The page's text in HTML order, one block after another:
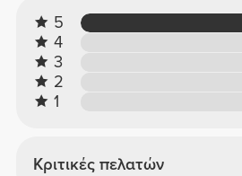
5
4
3
2
1
Κριτικές πελατών